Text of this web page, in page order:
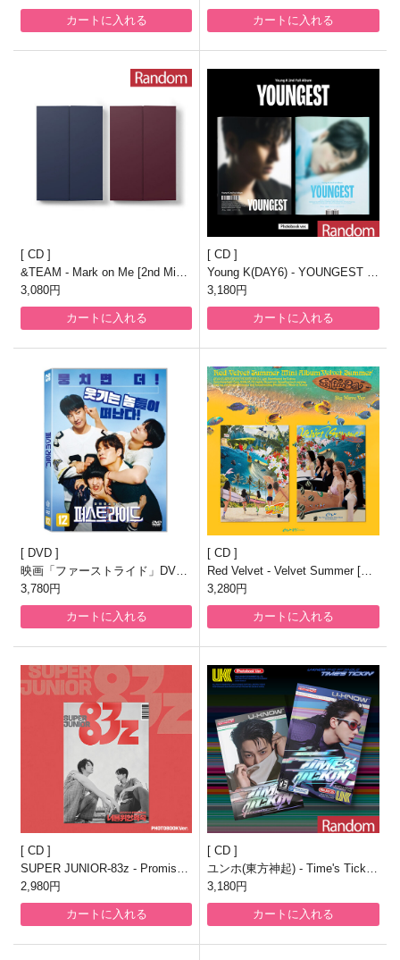
ランダム発送]
カートに入れる
種ランダム発送]
カートに入れる
CD
&TEAM - Mark on Me [2nd Mini
Album/一般盤/2種のうち1種ラン
ダム発送]
3,080円
カートに入れる
CD
Young K(DAY6) - YOUNGEST [2
nd Full Album/一般盤/2種のうち1
種ランダム発送]
3,180円
カートに入れる
DVD
映画「ファーストライド」DVD
[韓国盤]
3,780円
カートに入れる
CD
Red Velvet - Velvet Summer [Su
mmer Mini Album/Big Wave Ver./
2種のうち1種ランダム発送]
3,280円
カートに入れる
CD
SUPER JUNIOR-83z - Promise
[1st Mini Album/Photobook Ver.]
2,980円
カートに入れる
CD
ユンホ(東方神起) - Time's Tickin’
[1st Single/Photobook Ver./2種の
うち1種ランダム発送]
3,180円
カートに入れる